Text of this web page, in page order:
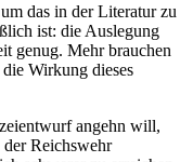
das in der Literatur zu
ist: die Auslegung
genug. Mehr brauchen
Wirkung dieses
angehn will,
Reichswehr